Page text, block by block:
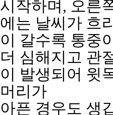
시작하며, 오른
에는 날씨가 흐
이 갈수록 통중
더 심해지고 관
이 발생되어 윗
머리가
아픈 경우도 생